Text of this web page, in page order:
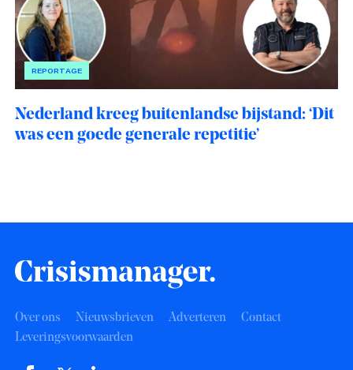
REPORTAGE
Nederland kreeg buitenlandse bijstand: ‘Dit
was een goede generale repetitie’
Over ons Nieuwsbrieven Adverteren
Contact
Leveringsvoorwaarden